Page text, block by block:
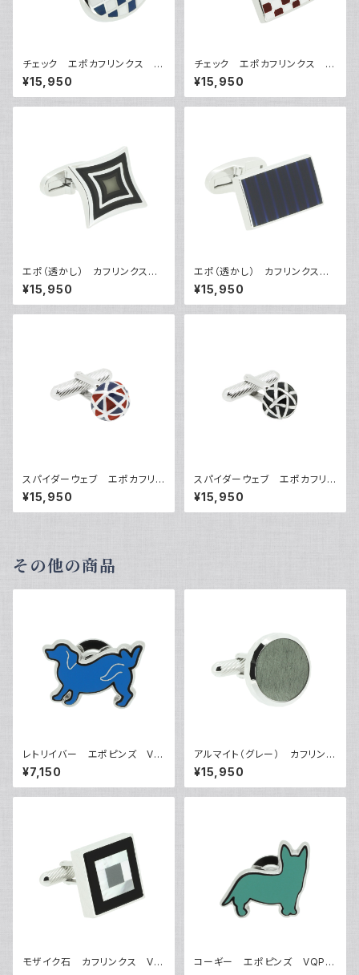
チェック エポカフリンクス V
QC-1203
¥15,950
チェック エポカフリンクス V
QC-1204
¥15,950
エポ（透かし） カフリンクス
VQC-1205
¥15,950
エポ（透かし） カフリンクス
VQC-1206
¥15,950
スパイダーウェブ エポカフリン
クス VQC-1207A
¥15,950
スパイダーウェブ エポカフリン
クス VQC-1207B
¥15,950
その他の商品
レトリイバー エポピンズ VQ
P-0503
¥7,150
アルマイト（グレー） カフリンク
ス VQC-1208GO
¥15,950
モザイク石 カフリンクス VQ
コーギー エポピンズ VQP-